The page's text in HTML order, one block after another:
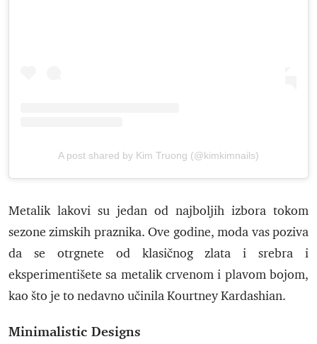
A post shared by Kim Truong (@kimkimnails)
Metalik lakovi su jedan od najboljih izbora tokom
sezone zimskih praznika. Ove godine, moda vas poziva
da se otrgnete od klasičnog zlata i srebra i
eksperimentišete sa metalik crvenom i plavom bojom,
kao što je to nedavno učinila Kourtney Kardashian.
Minimalistic Designs